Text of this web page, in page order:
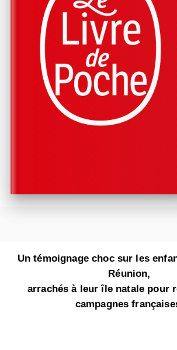
Un témoignage choc sur les
Réunion,
arrachés à leur île natale pour
campagnes